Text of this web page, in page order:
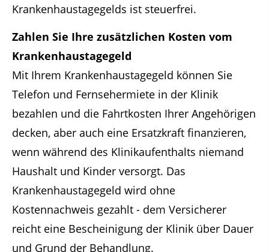
Krankenhaustagegelds ist steuerfrei.
Zahlen Sie Ihre zusätzlichen Kosten vom
Krankenhaustagegeld
Mit Ihrem Krankenhaustagegeld können Sie
Telefon und Fernsehermiete in der Klinik
bezahlen und die Fahrtkosten Ihrer Angehörigen
decken, aber auch eine Ersatzkraft finanzieren,
wenn während des Klinikaufenthalts niemand
Haushalt und Kinder versorgt. Das
Krankenhaustagegeld wird ohne
Kostennachweis gezahlt - dem Versicherer
reicht eine Bescheinigung der Klinik über Dauer
und Grund der Behandlung.